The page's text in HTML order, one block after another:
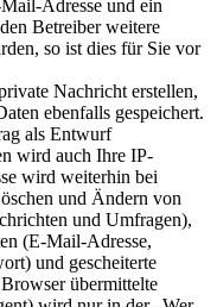
Adresse und ein
Betreiber weitere
so ist dies für Sie vor
Nachricht erstellen,
ebenfalls gespeichert.
als Entwurf
wird auch Ihre IP-
wird weiterhin bei
und Ändern von
und Umfragen),
(E-Mail-Adresse,
und gescheiterte
übermittelte